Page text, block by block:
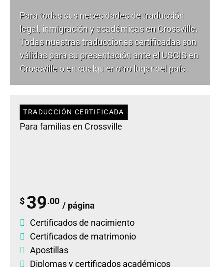
Para todas sus necesidades detraducción
legal, inmigración y académicas en Crossville.
Todas nuestras traducciones certificadas son
válidas para su presentación ante el USCIS en
Crossville o en cualquier otro lugar del país.
TRADUCCIÓN CERTIFICADA
Para familias en Crossville
$ 39.00 / página
Certificados de nacimiento
Certificados de matrimonio
Apostillas
Diplomasycertificados académicos